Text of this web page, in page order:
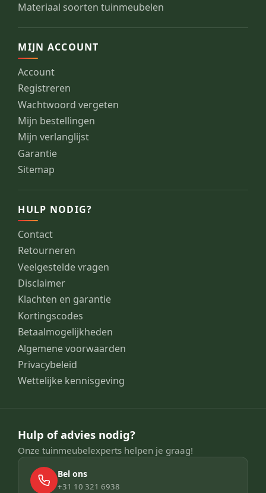
Materiaal soorten tuinmeubelen
MIJN ACCOUNT
Account
Registreren
Wachtwoord vergeten
Mijn bestellingen
Mijn verlanglijst
Garantie
Sitemap
HULP NODIG?
Contact
Retourneren
Veelgestelde vragen
Disclaimer
Klachten en garantie
Kortingscodes
Betaalmogelijkheden
Algemene voorwaarden
Privacybeleid
Wettelijke kennisgeving
Hulp of advies nodig?
Onze tuinmeubelexperts helpen je graag!
Bel ons
+31 10 321 6938